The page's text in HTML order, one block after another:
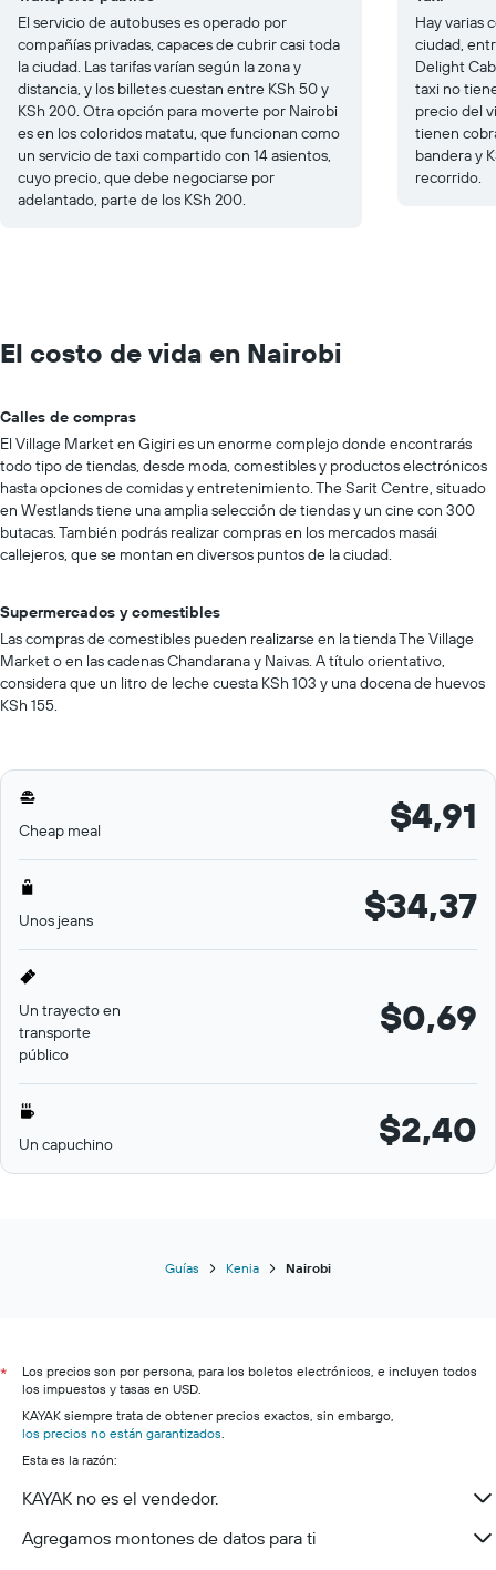
El servicio de autobuses es operado por
compañías privadas, capaces de cubrir casi toda
la ciudad. Las tarifas varían según la zona y
distancia, y los billetes cuestan entre KSh 50 y
KSh 200. Otra opción para moverte por Nairobi
es en los coloridos matatu , que funcionan como
un servicio de taxi compartido con 14 asientos,
cuyo precio, que debe negociarse por
adelantado, parte de los KSh 200.
Hay varias
ciudad,
Delight
taxi no
precio del
tienen
bandera y
recorrido.
El costo de vida en Nairobi
Calles de compras
El Village Market en Gigiri es un enorme complejo donde encontrarás
todo tipo de tiendas, desde moda, comestibles y productos electrónicos
hasta opciones de comidas y entretenimiento. The Sarit Centre, situado
en Westlands tiene una amplia selección de tiendas y un cine con 300
butacas. También podrás realizar compras en los mercados masái
callejeros, que se montan en diversos puntos de la ciudad.
Supermercados y comestibles
Las compras de comestibles pueden realizarse en la tienda The Village
Market o en las cadenas Chandarana y Naivas. A título orientativo,
considera que un litro de leche cuesta KSh 103 y una docena de huevos
KSh 155.
Cheap meal $4,91
Unos jeans $34,37
Un trayecto en
transporte
público
$0,69
Un capuchino $2,40
Guías Kenia Nairobi
*
Los precios son por persona, para los boletos electrónicos, e incluyen todos
los impuestos y tasas en USD.
KAYAK siempre trata de obtener precios exactos, sin embargo,
los precios no están garantizados
Esta es la razón:
KAYAK no es el vendedor.
Agregamos montones de datos para ti